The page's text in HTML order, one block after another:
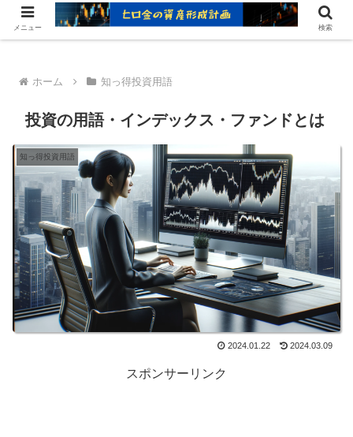
ヒロ金の資産形成レシピ：賢いお金の増やし方
ホーム 知っ得投資用語
投資の用語・インデックス・ファンドとは
知っ得投資用語
2024.01.22 2024.03.09
スポンサーリンク
メニュー 検索